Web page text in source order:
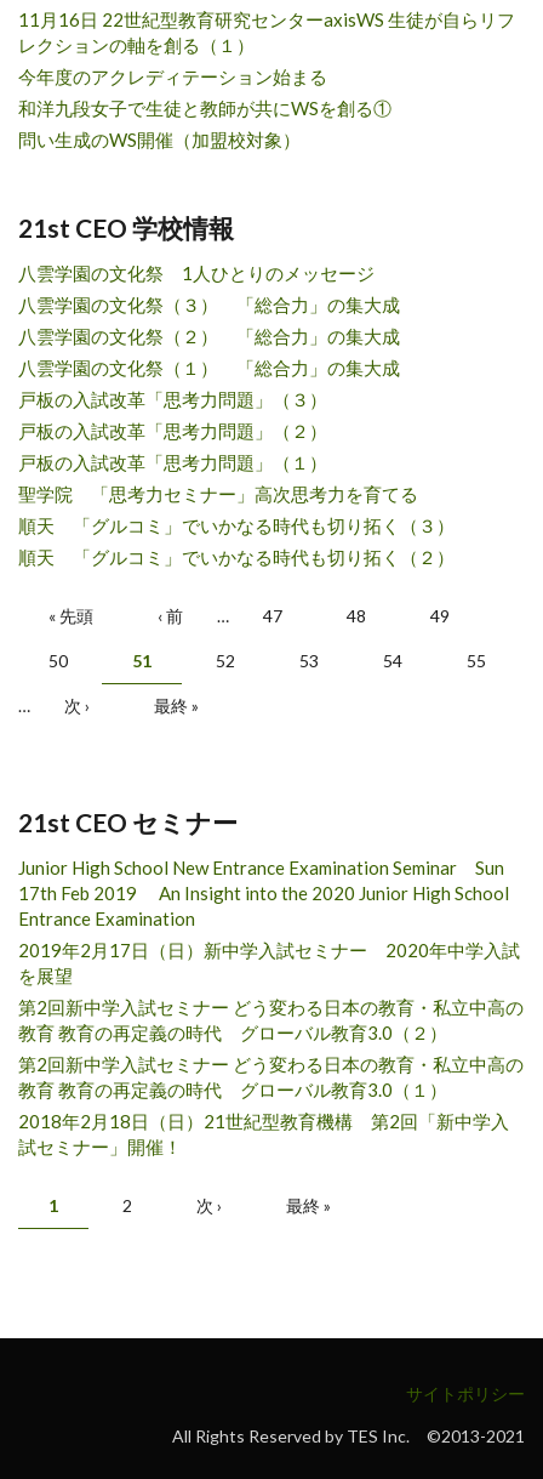
11月16日 22世紀型教育研究センターaxisWS 生徒が自らリフ
レクションの軸を創る（１）
今年度のアクレディテーション始まる
和洋九段女子で生徒と教師が共にWSを創る①
問い生成のWS開催（加盟校対象）
21st CEO 学校情報
八雲学園の文化祭 1人ひとりのメッセージ
八雲学園の文化祭（３） 「総合力」の集大成
八雲学園の文化祭（２） 「総合力」の集大成
八雲学園の文化祭（１） 「総合力」の集大成
戸板の入試改革「思考力問題」（３）
戸板の入試改革「思考力問題」（２）
戸板の入試改革「思考力問題」（１）
聖学院 「思考力セミナー」高次思考力を育てる
順天 「グルコミ」でいかなる時代も切り拓く（３）
順天 「グルコミ」でいかなる時代も切り拓く（２）
ページ
« 先頭 ‹ 前 … 47 48 49
50 51 52 53 54 55
… 次 › 最終 »
21st CEO セミナー
Junior High School New Entrance Examination Seminar Sun
17th Feb 2019 An Insight into the 2020 Junior High School
Entrance Examination
2019年2月17日（日）新中学入試セミナー 2020年中学入試
を展望
第2回新中学入試セミナー どう変わる日本の教育・私立中高の
教育 教育の再定義の時代 グローバル教育3.0（２）
第2回新中学入試セミナー どう変わる日本の教育・私立中高の
教育 教育の再定義の時代 グローバル教育3.0（１）
2018年2月18日（日）21世紀型教育機構 第2回「新中学入
試セミナー」開催！
ページ
1 2 次 › 最終 »
サイトポリシー
All Rights Reserved by TES Inc. ©2013-2021